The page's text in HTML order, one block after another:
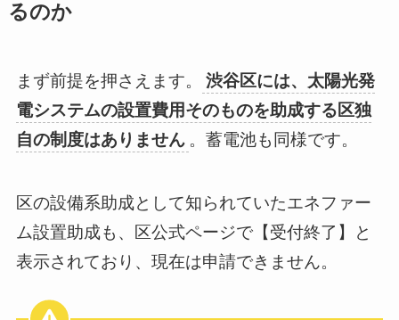
るのか
まず前提を押さえます。
渋谷区には、太陽光発
電システムの設置費用そのものを助成する区独
自の制度はありません 。蓄電池も同様です。
区の設備系助成として知られていたエネファー
ム設置助成も、区公式ページで【受付終了】と
表示されており、現在は申請できません。